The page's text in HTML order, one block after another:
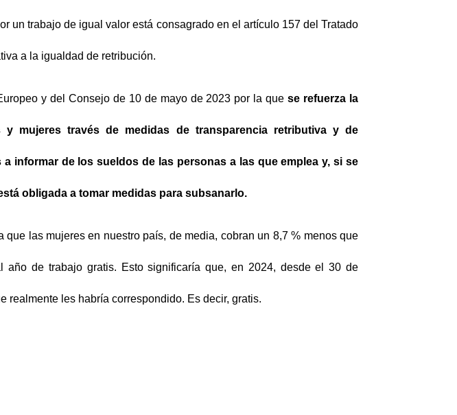
un trabajo de igual valor está consagrado en el artículo 157 del Tratado
a la igualdad de retribución.
y del Consejo de 10 de mayo de 2023 por la quese refuerza la
mujeres través de medidas de transparencia retributiva y de
a informar de los sueldos de las personas a las que emplea y, si se
obligada a tomar medidas para subsanarlo.
las mujeres en nuestro país, de media, cobran un 8,7 % menos que
de trabajo gratis. Esto significaría que, en 2024, desde el 30 de
realmente les habría correspondido. Es decir, gratis.